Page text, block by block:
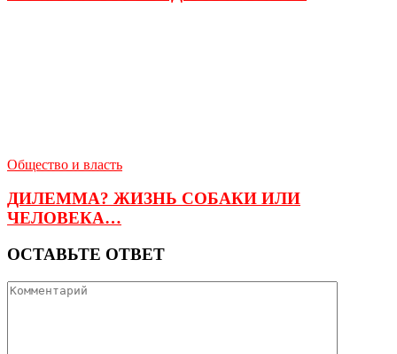
Общество и власть
ДИЛЕММА? ЖИЗНЬ СОБАКИ ИЛИ
ЧЕЛОВЕКА…
ОСТАВЬТЕ ОТВЕТ